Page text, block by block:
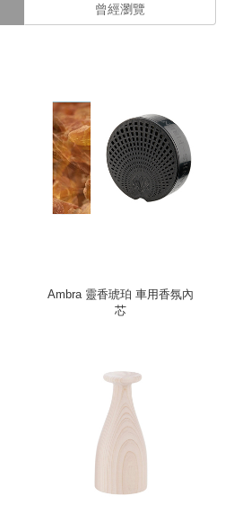
曾經瀏覽
Ambra 靈香琥珀 車用香氛內
芯